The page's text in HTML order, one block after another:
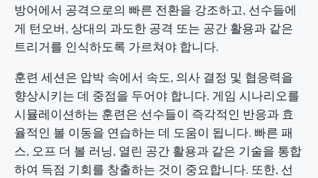
방어에서 공격으로의 빠른 전환을 강조하고, 선수들에
게 턴오버, 상대의 과도한 공격 또는 공간 활용과 같은
트리거를 인식하도록 가르쳐야 합니다.
훈련 세션은 압박 속에서 속도, 의사 결정 및 협응력을
향상시키는 데 중점을 두어야 합니다. 게임 시나리오를
시뮬레이션하는 훈련은 선수들이 즉각적인 반응과 효
율적인 볼 이동을 연습하는 데 도움이 됩니다. 빠른 패
스, 오프 더 볼 러닝, 열린 공간 활용과 같은 기술을 통합
하여 득점 기회를 창출하는 것이 중요합니다. 또한, 선